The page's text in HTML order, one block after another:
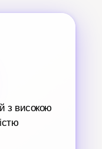
з високою